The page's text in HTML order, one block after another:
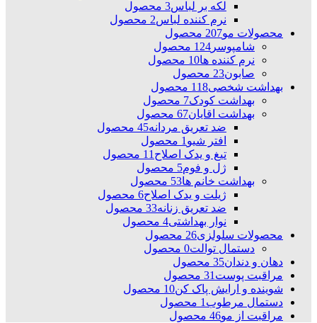
لکه بر لباس3 محصول
نرم کننده لباس2 محصول
محصولات مو207 محصول
شامپوسر 124 محصول
نرم کننده ها10 محصول
صابون23 محصول
بهداشت شخصی118 محصول
بهداشت کودک7 محصول
بهداشت اقایان67 محصول
ضد تعریق مردانه45 محصول
افتر شیو1 محصول
تیغ و یدک اصلاح11 محصول
ژل و فوم5 محصول
بهداشت خانم ها53 محصول
ژیلت و یدک اصلاح6 محصول
ضد تعریق زنانه33 محصول
نوار بهداشتی4 محصول
محصولات سلولزی26 محصول
دستمال توالت0 محصول
دهان و دندان35 محصول
مراقبت پوست31 محصول
شوینده و ارایش پاک کن10 محصول
دستمال مرطوب1 محصول
مراقبت از مو46 محصول